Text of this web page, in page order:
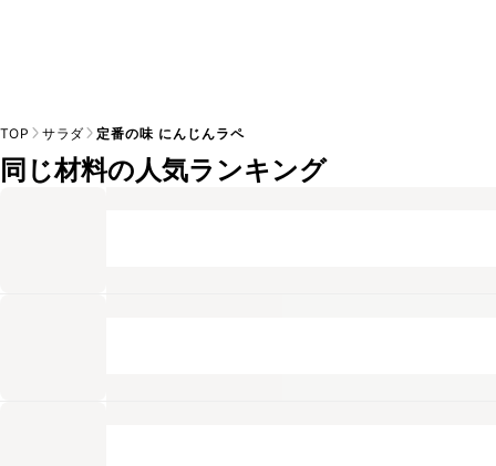
TOP サラダ 定番の味 にんじんラペ
同じ材料の人気ランキング